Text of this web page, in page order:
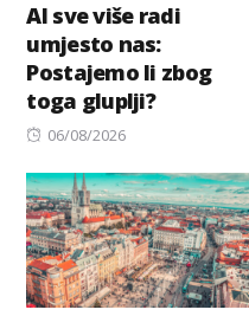
AI sve više radi
umjesto nas:
Postajemo li zbog
toga gluplji?
Posted
06/08/2026